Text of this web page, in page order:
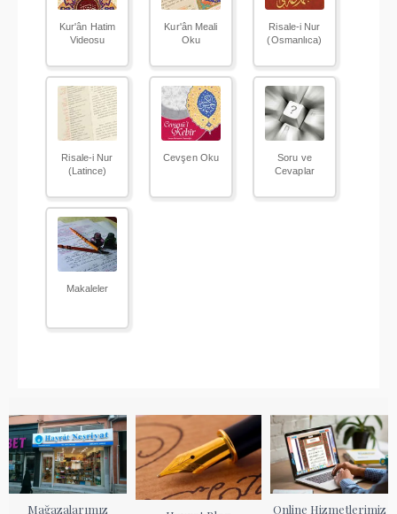
Kur'ân Hatim
Videosu
Kur'ân Meali
Oku
Risale-i Nur
(Osmanlıca)
Risale-i Nur
(Latince)
Cevşen Oku
Soru ve
Cevaplar
Makaleler
Mağazalarımız Online Hizmetlerimiz